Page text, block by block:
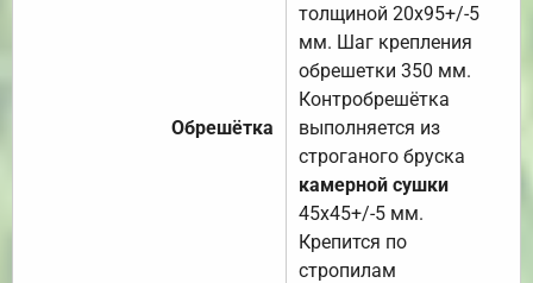
Обрешётка
толщиной 20х95+/-5
мм. Шаг крепления
обрешетки 350 мм.
Контробрешётка
выполняется из
строганого бруска
камерной сушки
45х45+/-5 мм.
Крепится по
стропилам